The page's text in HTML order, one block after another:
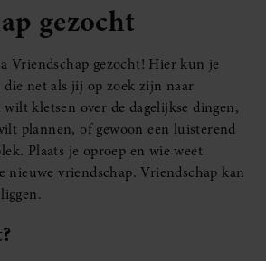
gezocht
Vriendschap gezocht! Hier kun je
net als jij op zoek zijn naar
kletsen over de dagelijkse dingen,
plannen, of gewoon een luisterend
Plaats je oproep en wie weet
nieuwe vriendschap. Vriendschap kan